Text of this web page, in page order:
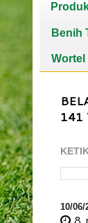
Benih
Wortel
141
10/06/